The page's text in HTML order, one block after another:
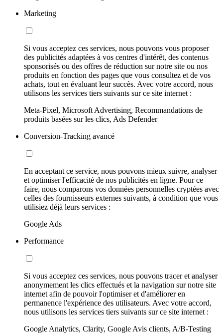
Marketing
Si vous acceptez ces services, nous pouvons vous proposer
des publicités adaptées à vos centres d'intérêt, des contenus
sponsorisés ou des offres de réduction sur notre site ou nos
produits en fonction des pages que vous consultez et de vos
achats, tout en évaluant leur succès. Avec votre accord, nous
utilisons les services tiers suivants sur ce site internet :
Meta-Pixel, Microsoft Advertising, Recommandations de
produits basées sur les clics, Ads Defender
Conversion-Tracking avancé
En acceptant ce service, nous pouvons mieux suivre, analyser
et optimiser l'efficacité de nos publicités en ligne. Pour ce
faire, nous comparons vos données personnelles cryptées avec
celles des fournisseurs externes suivants, à condition que vous
utilisiez déjà leurs services :
Google Ads
Performance
Si vous acceptez ces services, nous pouvons tracer et analyser
anonymement les clics effectués et la navigation sur notre site
internet afin de pouvoir l'optimiser et d'améliorer en
permanence l'expérience des utilisateurs. Avec votre accord,
nous utilisons les services tiers suivants sur ce site internet :
Google Analytics, Clarity, Google Avis clients, A/B-Testing